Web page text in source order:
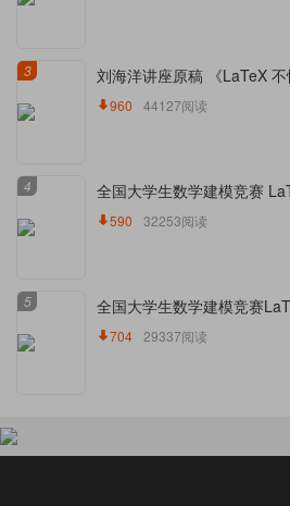
3 刘海洋讲座原稿 《LaTeX 不
960 44127阅读
4 全国大学生数学建模竞赛
590 32253阅读
5 全国大学生数学建模竞赛
704 29337阅读